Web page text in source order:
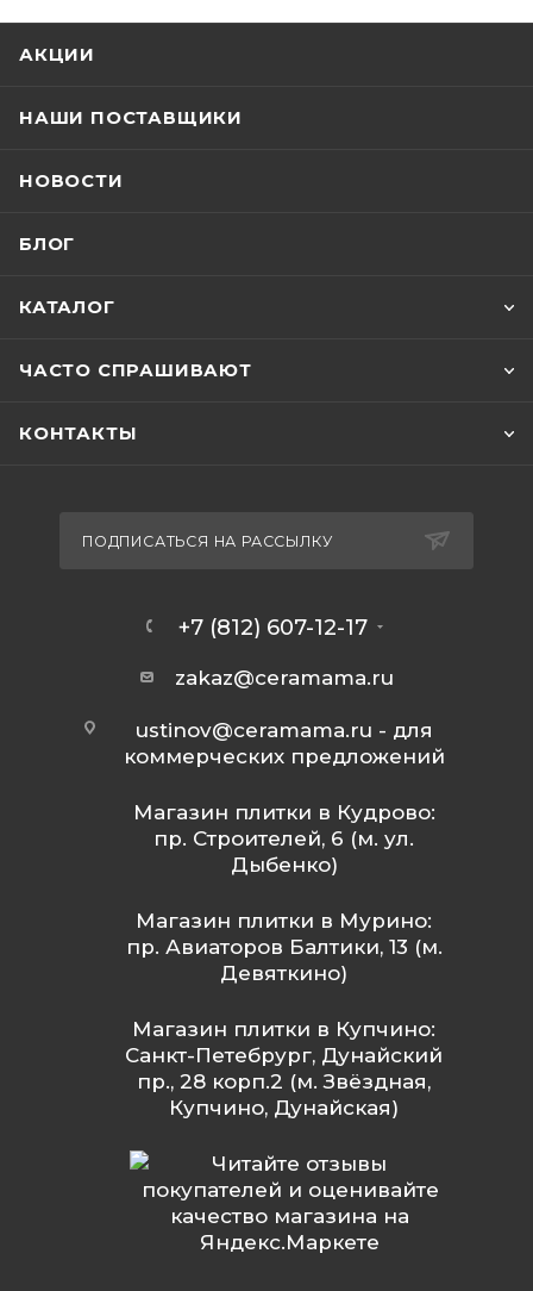
АКЦИИ
НАШИ ПОСТАВЩИКИ
НОВОСТИ
БЛОГ
КАТАЛОГ
ЧАСТО СПРАШИВАЮТ
КОНТАКТЫ
ПОДПИСАТЬСЯ НА РАССЫЛКУ
+7 (812) 607-12-17
zakaz@ceramama.ru
ustinov@ceramama.ru - для
коммерческих предложений
Магазин плитки в Кудрово:
пр. Строителей, 6 (м. ул.
Дыбенко)
Магазин плитки в Мурино:
пр. Авиаторов Балтики, 13 (м.
Девяткино)
Магазин плитки в Купчино:
Санкт-Петебрург, Дунайский
пр., 28 корп.2 (м. Звёздная,
Купчино, Дунайская)